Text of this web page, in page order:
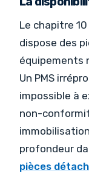
Le chapitre
dispose des
équipements
Un PMS
impossible à
non-
profondeur
pièces